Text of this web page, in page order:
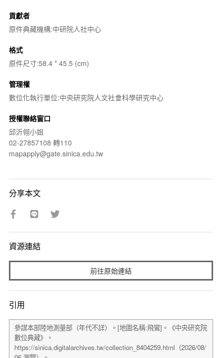
貢獻者
原件典藏機構:中研院人社中心
格式
原件尺寸:58.4 * 45.5 (cm)
管理權
數位化執行單位:中央研究院人文社會科學研究中心
授權聯絡窗口
邱沂翎小姐
02-27857108 轉110
mapapply@gate.sinica.edu.tw
分享本文
資源連結
前往原始連結
引用